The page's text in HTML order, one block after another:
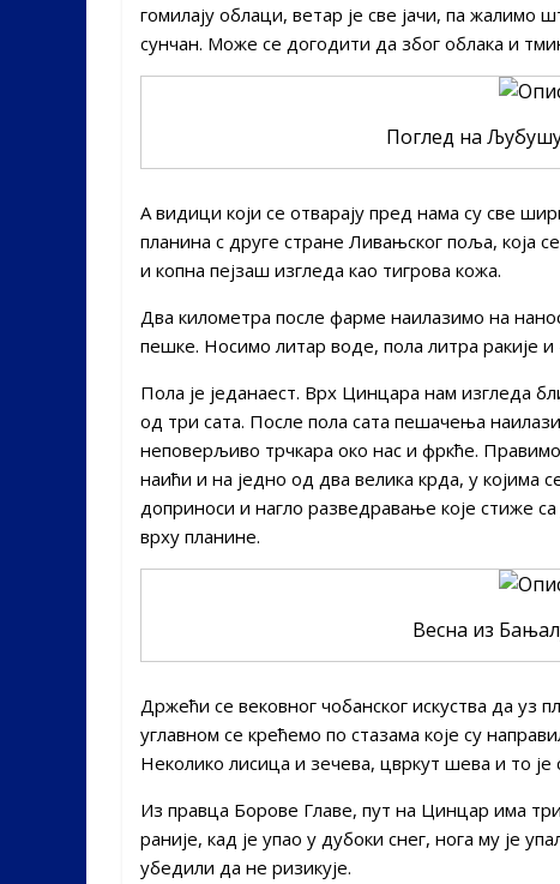
гомилају облаци, ветар је све јачи, па
сунчан. Може се догодити да због облака и
Поглед на
А видици који се отварају пред нама су све
планина с друге стране Ливањског поља, која
и копна пејзаш изгледа као тигрова кожа.
Два километра после фарме наилазимо на
пешке. Носимо литар воде, пола литра ракије и
Пола је једанаест. Врх Цинцара нам изгледа
од три сата. После пола сата пешачења
неповерљиво трчкара око нас и фркће.
наићи и на једно од два велика крда, у
доприноси и нагло разведравање које стиже
врху планине.
Весна из
Држећи се вековног чобанског искуства да уз
углавном се крећемо по стазама које су
Неколико лисица и зечева, цвркут шева и то је
Из правца Борове Главе, пут на Цинцар има
раније, кад је упао у дубоки снег, нога му је
убедили да не ризикује.